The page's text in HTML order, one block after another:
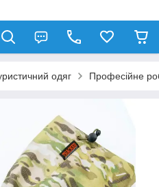
одяг Професійне